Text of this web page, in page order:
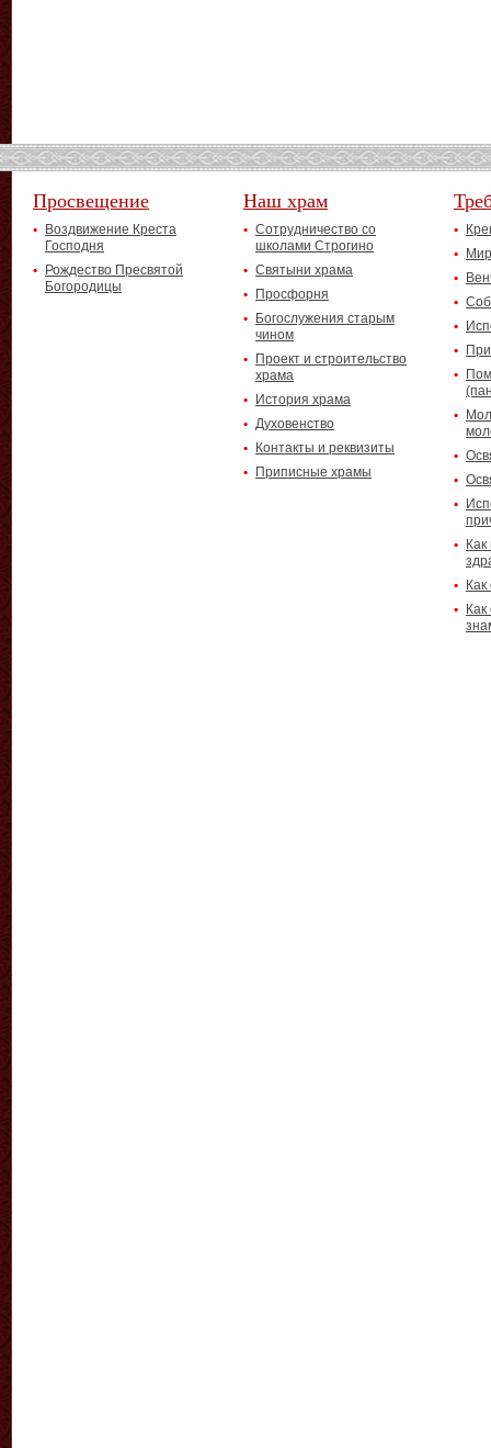
Просвещение
Воздвижение Креста
Господня
Рождество Пресвятой
Богородицы
Наш храм
Сотрудничество со
школами Строгино
Святыни храма
Просфорня
Богослужения старым
чином
Проект и строительство
храма
История храма
Духовенство
Контакты и реквизиты
Приписные храмы
Как